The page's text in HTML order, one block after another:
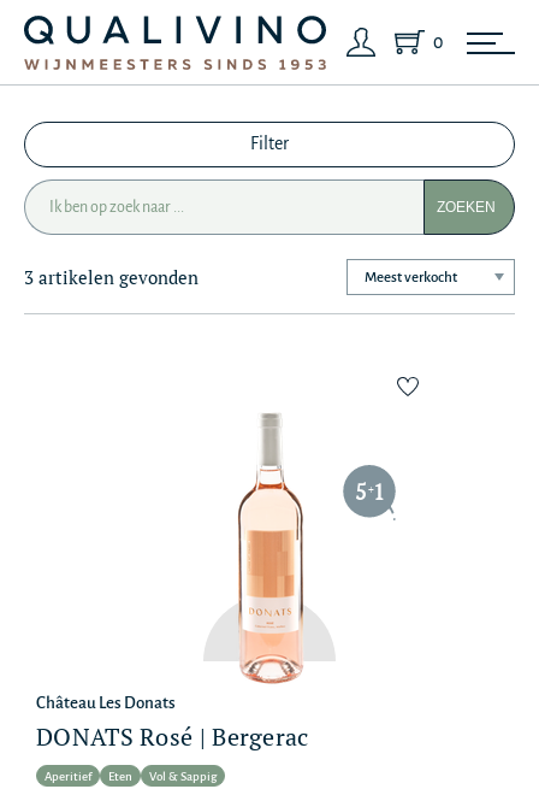
0
Filter
ZOEKEN
3 artikelen gevonden
5+1
Château Les Donats
DONATS Rosé | Bergerac
Aperitief Eten Vol & Sappig